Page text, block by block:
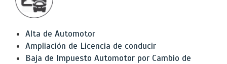
Alta de Automotor
Ampliación de Licencia de conducir
Baja de Impuesto Automotor por Cambio de